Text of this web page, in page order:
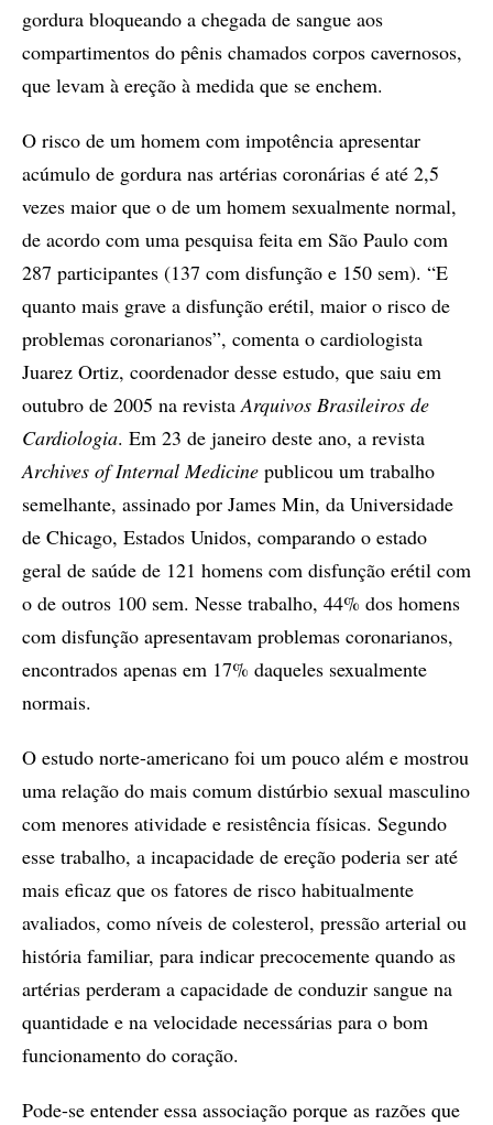
gordura bloqueando a chegada de sangue aos
compartimentos do pênis chamados corpos cavernosos,
que levam à ereção à medida que se enchem.
O risco de um homem com impotência apresentar
acúmulo de gordura nas artérias coronárias é até 2,5
vezes maior que o de um homem sexualmente normal,
de acordo com uma pesquisa feita em São Paulo com
287 participantes (137 com disfunção e 150 sem). “E
quanto mais grave a disfunção erétil, maior o risco de
problemas coronarianos”, comenta o cardiologista
Juarez Ortiz, coordenador desse estudo, que saiu em
outubro de 2005 na revistaArquivos Brasileiros de
Cardiologia. Em 23 de janeiro deste ano, a revista
Archives of Internal Medicine publicou um trabalho
semelhante, assinado por James Min, da Universidade
de Chicago, Estados Unidos, comparando o estado
geral de saúde de 121 homens com disfunção erétil com
o de outros 100 sem. Nesse trabalho, 44% dos homens
com disfunção apresentavam problemas coronarianos,
encontrados apenas em 17% daqueles sexualmente
normais.
O estudo norte-americano foi um pouco além e mostrou
uma relação do mais comum distúrbio sexual masculino
com menores atividade e resistência físicas. Segundo
esse trabalho, a incapacidade de ereção poderia ser até
mais eficaz que os fatores de risco habitualmente
avaliados, como níveis de colesterol, pressão arterial ou
história familiar, para indicar precocemente quando as
artérias perderam a capacidade de conduzir sangue na
quantidade e na velocidade necessárias para o bom
funcionamento do coração.
Pode-se entender essa associação porque as razões que